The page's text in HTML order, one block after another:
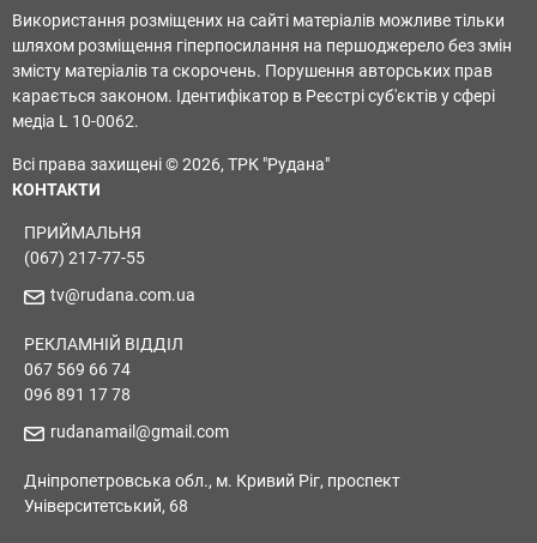
Використання розміщених на сайті матеріалів можливе тільки
шляхом розміщення гіперпосилання на першоджерело без змін
змісту матеріалів та скорочень. Порушення авторських прав
карається законом. Ідентифікатор в Реєстрі суб'єктів у сфері
медіа L 10-0062.
Всі права захищені © 2026, ТРК "Рудана"
КОНТАКТИ
ПРИЙМАЛЬНЯ
(067) 217-77-55
tv@rudana.com.ua
РЕКЛАМНІЙ ВІДДІЛ
067 569 66 74
096 891 17 78
rudanamail@gmail.com
Дніпропетровська обл., м. Кривий Ріг, проспект
Університетський, 68